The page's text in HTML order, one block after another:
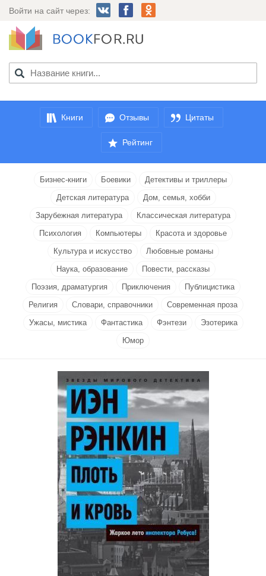
Войти на сайт через:
Книги Отзывы Цитаты
Рейтинг
Бизнес-книги Боевики
Детективы и триллеры
Детская литература
Дом, семья, хобби
Зарубежная литература
Классическая литература
Психология
Компьютеры
Красота и здоровье
Культура и искусство
Любовные романы
Наука, образование
Повести, рассказы
Поэзия, драматургия
Приключения
Публицистика
Религия
Словари, справочники
Современная проза
Ужасы, мистика
Фантастика Фэнтези
Эзотерика
Юмор